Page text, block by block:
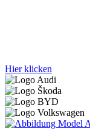
Hier klicken